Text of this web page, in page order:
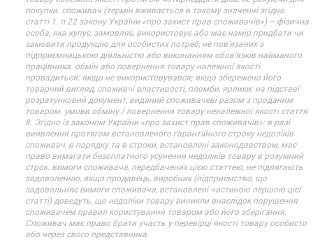
покупки. споживач (термін вживається в такому значенні згідно
статті 1. п.22 закону України «про захист прав споживачів») – фізична
особа, яка купує, замовляє, використовує або має намір придбати чи
замовити продукцію для особистих потреб, не пов’язаних з
підприємницькою діяльністю або виконанням обов’язків найманого
працівника. обмін або повернення товару належної якості
провадиться: якщо не використовувався; якщо збережено його
товарний вигляд, споживчі властивості, пломби, ярлики; на підставі
розрахунковий документ, виданий споживачеві разом з проданим
товаром. умови обміну / повернення товару неналежної якості стаття
8. Згідно із законом України «про захист прав споживачів»: в разі
виявлення протягом встановленого гарантійного строку недоліків
споживач, в порядку та в строки, встановлені законодавством, має
право вимагати безоплатного усунення недоліків товару в розумний
строк. вимоги споживача, передбачених цією статтею, не підлягають
задоволенню, якщо продавець, виробник (підприємство, що
задовольняє вимоги споживача, встановлені частиною першою цієї
статті) доведуть, що недоліки товару виникли внаслідок порушення
споживачем правил користування товаром або його зберігання.
Споживач має право брати участь у перевірці якості товару особисто
або через свого представника.